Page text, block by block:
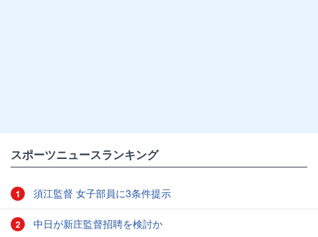
スポーツニュースランキング
1 須江監督 女子部員に3条件提示
2 中日が新庄監督招聘を検討か